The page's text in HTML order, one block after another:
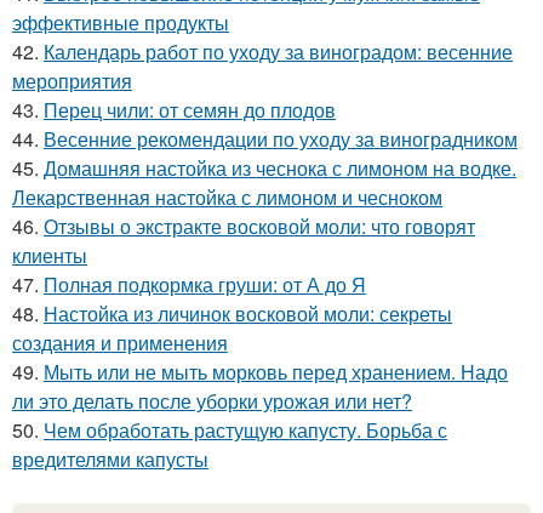
эффективные продукты
42. Календарь работ по уходу за виноградом: весенние
мероприятия
43. Перец чили: от семян до плодов
44. Весенние рекомендации по уходу за виноградником
45. Домашняя настойка из чеснока с лимоном на водке.
Лекарственная настойка с лимоном и чесноком
46. Отзывы о экстракте восковой моли: что говорят
клиенты
47. Полная подкормка груши: от А до Я
48. Настойка из личинок восковой моли: секреты
создания и применения
49. Мыть или не мыть морковь перед хранением. Надо
ли это делать после уборки урожая или нет?
50. Чем обработать растущую капусту. Борьба с
вредителями капусты